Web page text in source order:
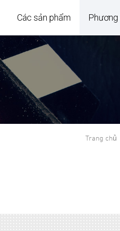
Các sản phẩm Phương
Trang chủ